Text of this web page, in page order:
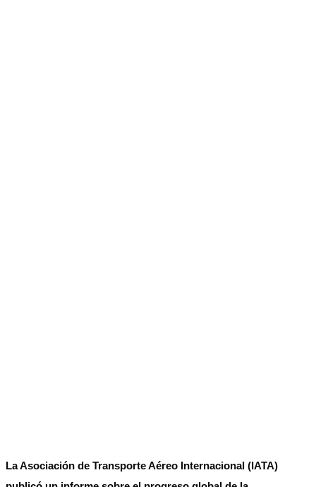
La Asociación de Transporte Aéreo Internacional (IATA)